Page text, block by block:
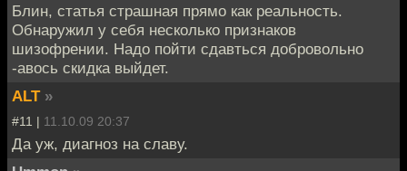
Блин, статья страшная прямо как реальность.
Обнаружил у себя несколько признаков
шизофрении. Надо пойти сдавться добровольно
-авось скидка выйдет.
ALT »
#11 | 11.10.09 20:37
Да уж, диагноз на славу.